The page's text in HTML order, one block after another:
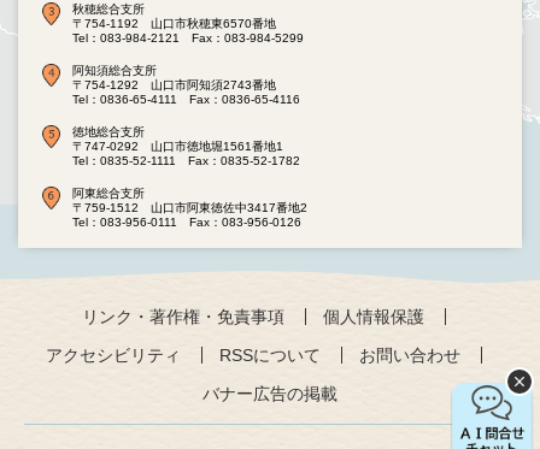
秋穂総合支所
〒754-1192 山口市秋穂東6570番地
Tel：083-984-2121
Fax：083-984-5299
阿知須総合支所
〒754-1292 山口市阿知須2743番地
Tel：0836-65-4111
Fax：0836-65-4116
徳地総合支所
〒747-0292 山口市徳地堀1561番地1
Tel：0835-52-1111
Fax：0835-52-1782
阿東総合支所
〒759-1512 山口市阿東徳佐中3417番地2
Tel：083-956-0111
Fax：083-956-0126
リンク・著作権・免責事項
個人情報保護
アクセシビリティ
RSSについて
お問い合わせ
バナー広告の掲載